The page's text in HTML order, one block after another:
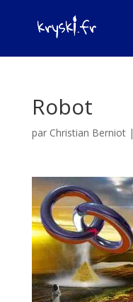
Robot
par Christian Berniot|